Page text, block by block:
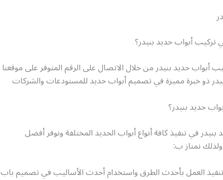
أبواب حديد بنيدر؟
أبواب حديد بنيدر من خلال الاتصال على الرقم المتوفر على موقعنا
ذو خبرة مميزة في تصميم أبواب حديد للمستودعات والشركات
حديد بنيدر؟
في تنفيذ كافة أنواع أبواب الحديد المختلفة ونوفر أفضل
نمتاز ب:
العمل بأحدث الطرق واستخدام أحدث الأساليب في تصميم باب